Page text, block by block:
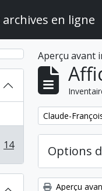
en ligne
14
Aperçu avant
Remove filter:
Claude-
Options
Aperçu